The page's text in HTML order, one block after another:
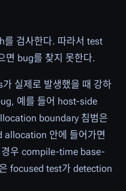
검사한다. 따라서 test
면 bug를 찾지 못한다.
실제로 발생했을 때 강하
예를 들어 host-side
boundary 침범은
allocation 안에 들어가면
경우 compile-time base-
focused test가 detection